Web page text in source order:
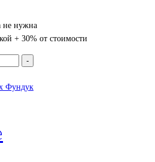
не нужна
+ 30% от стоимости
-
Фундук